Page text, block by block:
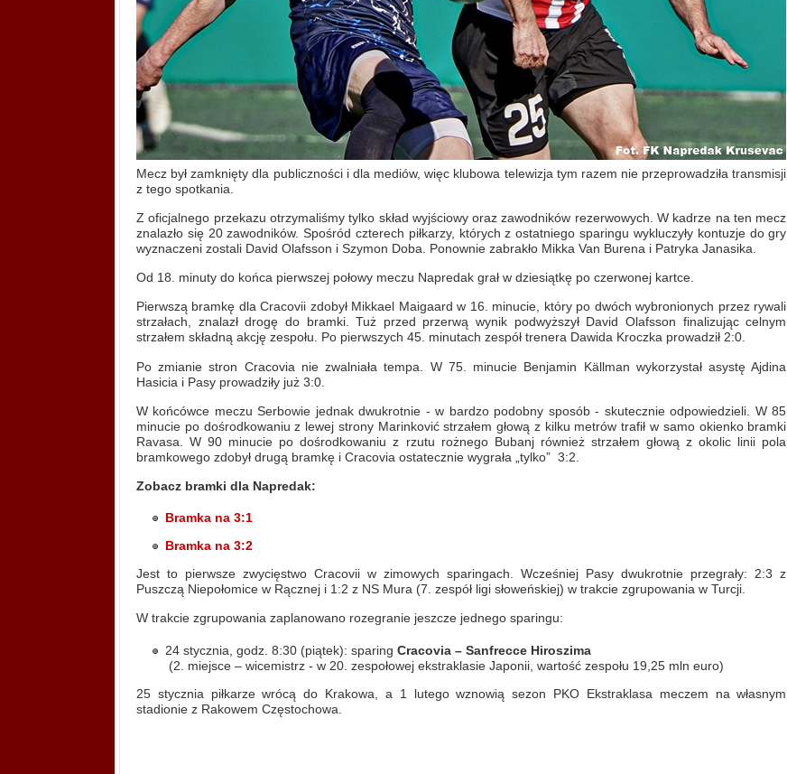
Mecz był zamknięty dla publiczności i dla mediów, więc klubowa telewizja tym razem nie przeprowadziła transmisji
z tego spotkania.
Z oficjalnego przekazu otrzymaliśmy tylko skład wyjściowy oraz zawodników rezerwowych. W kadrze na ten mecz
znalazło się 20 zawodników. Spośród czterech piłkarzy, których z ostatniego sparingu wykluczyły kontuzje do gry
wyznaczeni zostali David Olafsson i Szymon Doba. Ponownie zabrakło Mikka Van Burena i Patryka Janasika.
Od 18. minuty do końca pierwszej połowy meczu Napredak grał w dziesiątkę po czerwonej kartce.
Pierwszą bramkę dla Cracovii zdobył Mikkael Maigaard w 16. minucie, który po dwóch wybronionych przez rywali
strzałach, znalazł drogę do bramki. Tuż przed przerwą wynik podwyższył David Olafsson finalizując celnym
strzałem składną akcję zespołu. Po pierwszych 45. minutach zespół trenera Dawida Kroczka prowadził 2:0.
Po zmianie stron Cracovia nie zwalniała tempa. W 75. minucie Benjamin Källman wykorzystał asystę Ajdina
Hasicia i Pasy prowadziły już 3:0.
W końcówce meczu Serbowie jednak dwukrotnie - w bardzo podobny sposób - skutecznie odpowiedzieli. W 85
minucie po dośrodkowaniu z lewej strony Marinković strzałem głową z kilku metrów trafił w samo okienko bramki
Ravasa. W 90 minucie po dośrodkowaniu z rzutu rożnego Bubanj również strzałem głową z okolic linii pola
bramkowego zdobył drugą bramkę i Cracovia ostatecznie wygrała „tylko” 3:2.
Zobacz bramki dla Napredak:
Bramka na 3:1
Bramka na 3:2
Jest to pierwsze zwycięstwo Cracovii w zimowych sparingach. Wcześniej Pasy dwukrotnie przegrały: 2:3 z
Puszczą Niepołomice w Rącznej i 1:2 z NS Mura (7. zespół ligi słoweńskiej) w trakcie zgrupowania w Turcji.
W trakcie zgrupowania zaplanowano rozegranie jeszcze jednego sparingu:
24 stycznia, godz. 8:30 (piątek): sparing Cracovia – Sanfrecce Hiroszima
(2. miejsce – wicemistrz - w 20. zespołowej ekstraklasie Japonii, wartość zespołu 19,25 mln euro)
25 stycznia piłkarze wrócą do Krakowa, a 1 lutego wznowią sezon PKO Ekstraklasa meczem na własnym
stadionie z Rakowem Częstochowa.